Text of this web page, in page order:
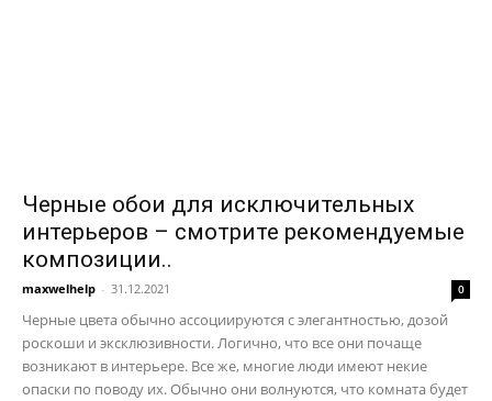
Черные обои для исключительных
интерьеров – смотрите рекомендуемые
композиции..
maxwelhelp - 31.12.2021 0
Черные цвета обычно ассоциируются с элегантностью, дозой
роскоши и эксклюзивности. Логично, что все они почаще
возникают в интерьере. Все же, многие люди имеют некие
опаски по поводу их. Обычно они волнуются, что комната будет